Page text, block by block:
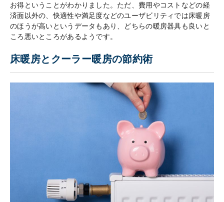
お得ということがわかりました。ただ、費用やコストなどの経
済面以外の、快適性や満足度などのユーザビリティでは床暖房
のほうが高いというデータもあり、どちらの暖房器具も良いと
ころ悪いところがあるようです。
床暖房とクーラー暖房の節約術